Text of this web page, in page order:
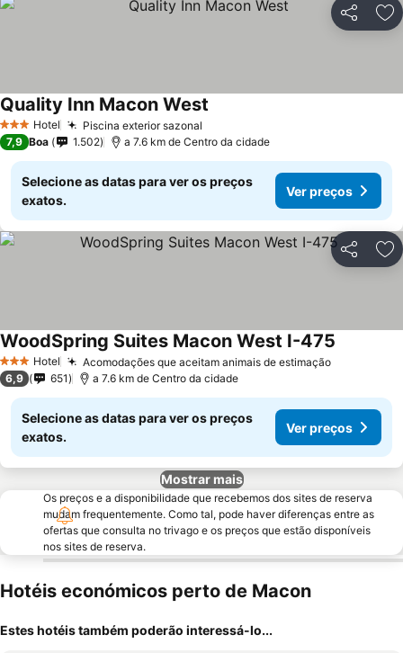
Partilhar
3 EstrelasHotel Piscina exterior sazonal
Quality Inn Macon West
7,9 Boa 1.502 a 7.6 km de Centro da cidade
Selecione as datas para ver os preços
exatos.
Ver preços
Partilhar
3 EstrelasHotel Acomodações que aceitam animais de estimação
WoodSpring Suites Macon West I-475
6,9 651 a 7.6 km de Centro da cidade
Selecione as datas para ver os preços
exatos.
Ver preços
Mostrar mais
Os preços e a disponibilidade que recebemos dos sites de reserva
mudam frequentemente. Como tal, pode haver diferenças entre as
ofertas que consulta no trivago e os preços que estão disponíveis
nos sites de reserva.
Hotéis económicos perto de Macon
Estes hotéis também poderão interessá-lo...